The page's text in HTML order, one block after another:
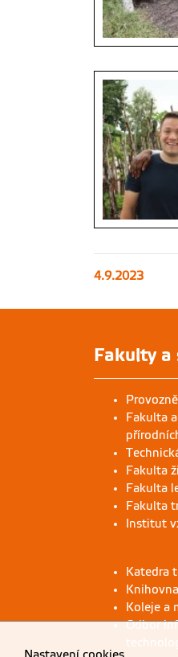
4.9.2023
Fakulty a
Fakulta
Fakulta
Fakulta
Fakulta
Institut
Katedra
Knihovna
Koleje a
Odbor